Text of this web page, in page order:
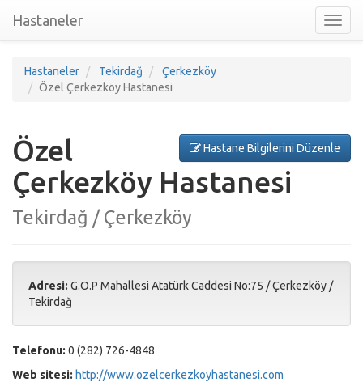
nav
Hastaneler
Hastaneler Tekirdağ
Çerkezköy
Özel Çerkezköy Hastanesi
Hastane Bilgilerini Düzenle
Özel
Çerkezköy Hastanesi
Tekirdağ / Çerkezköy
Adresi: G.O.P Mahallesi Atatürk Caddesi No:75 /Çerkezköy /
Tekirdağ
Telefonu: 0 (282) 726-4848
Web sitesi: http://www.ozelcerkezkoyhastanesi.com